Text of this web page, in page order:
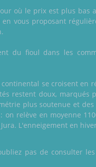
où le prix est plus
vous proposant
du fioul dans les
se croisent en
restent doux, marqués
plus soutenue et
on relève en moyenne
L'enneigement en
pas de consulter